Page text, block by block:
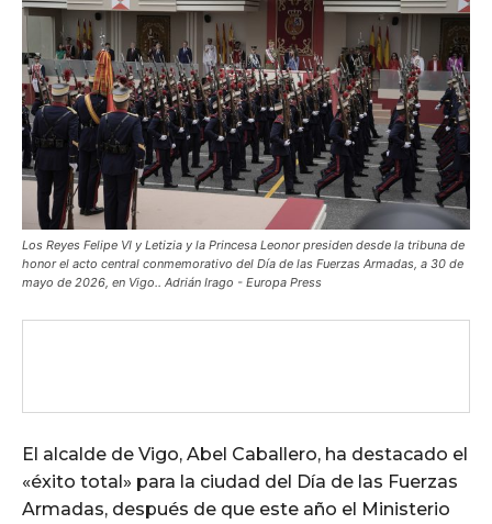
Los Reyes Felipe VI y Letizia y la Princesa Leonor presiden desde la tribuna de
honor el acto central conmemorativo del Día de las Fuerzas Armadas, a 30 de
mayo de 2026, en Vigo.. Adrián Irago - Europa Press
El alcalde de Vigo, Abel Caballero, ha destacado el
«éxito total» para la ciudad del Día de las Fuerzas
Armadas, después de que este año el Ministerio